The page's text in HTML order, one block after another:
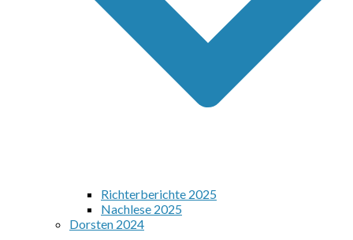
Richterberichte 2025
Nachlese 2025
Dorsten 2024